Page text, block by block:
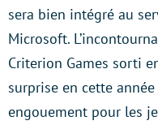
sera bien intégré au
Microsoft.
Criterion Games sorti
surprise en cette
engouement pour les